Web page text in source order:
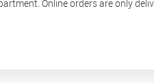
Online orders are only